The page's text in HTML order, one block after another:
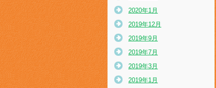
2020年1月
2019年12月
2019年9月
2019年7月
2019年3月
2019年1月